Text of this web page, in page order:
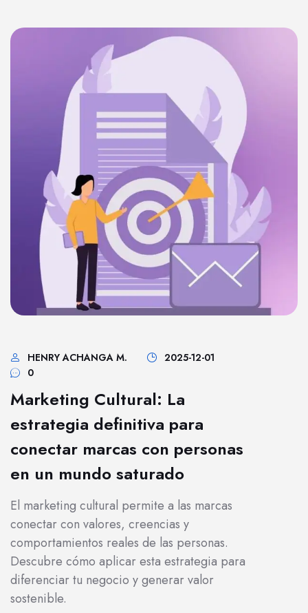
HENRY ACHANGA M.
2025-12-01
0
Marketing Cultural: La
estrategia definitiva para
conectar marcas con personas
en un mundo saturado
El marketing cultural permite a las marcas
conectar con valores, creencias y
comportamientos reales de las personas.
Descubre cómo aplicar esta estrategia para
diferenciar tu negocio y generar valor
sostenible.